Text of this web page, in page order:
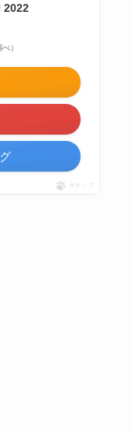
2022
）
ポチップ